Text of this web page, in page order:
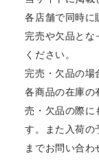
各店舗で同時に
完売や欠品とな
ください。
完売・欠品の場
各商品の在庫の
売・欠品の際に
す。また入荷の
までお問い合わ